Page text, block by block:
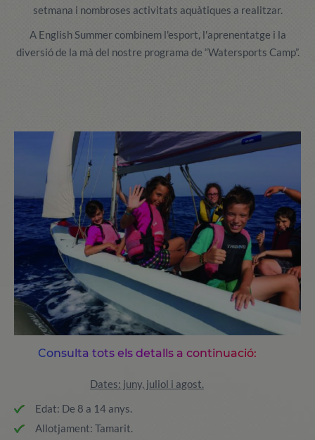
setmana i nombroses activitats aquàtiques a realitzar.
A English Summer combinem l'esport, l'aprenentatge i la
diversió de la mà del nostre programa de “Watersports Camp”.
Consulta tots els detalls a continuació:
Dates: juny, juliol i agost.
Edat: De 8 a 14 anys.
Allotjament: Tamarit.